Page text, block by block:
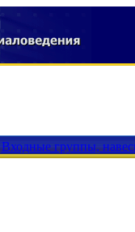
Входные группы,